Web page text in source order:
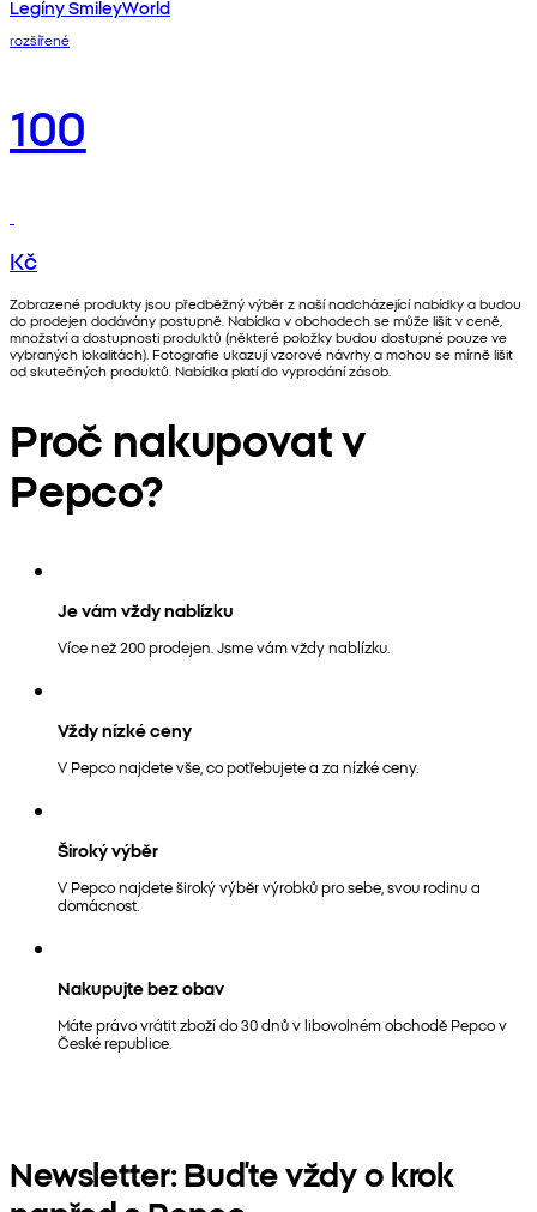
Legíny SmileyWorld
rozšířené
100
Kč
Zobrazené produkty jsou předběžný výběr z naší nadcházející nabídky a budou
do prodejen dodávány postupně. Nabídka v obchodech se může lišit v ceně,
množství a dostupnosti produktů (některé položky budou dostupné pouze ve
vybraných lokalitách). Fotografie ukazují vzorové návrhy a mohou se mírně lišit
od skutečných produktů. Nabídka platí do vyprodání zásob.
Proč nakupovat v
Pepco?
Je vám vždy nablízku
Více než 200 prodejen. Jsme vám vždy nablízku.
Vždy nízké ceny
V Pepco najdete vše, co potřebujete a za nízké ceny.
Široký výběr
V Pepco najdete široký výběr výrobků pro sebe, svou rodinu a
domácnost.
Nakupujte bez obav
Máte právo vrátit zboží do 30 dnů v libovolném obchodě Pepco v
České republice.
Newsletter: Buďte vždy o krok